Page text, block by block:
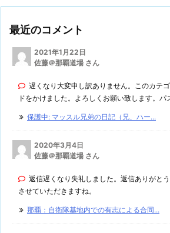
最近のコメント
2021年1月22日
佐藤＠那覇道場 さん
遅くなり大変申し訳ありません。このカテ
ドをかけました。よろしくお願い致します。パ
保護中: マッスル兄弟の日記（兄、ハー...
2020年3月4日
佐藤＠那覇道場 さん
返信遅くなり失礼しました。返信ありがと
させていただきますね。
那覇：自衛隊基地内での有志による合同...